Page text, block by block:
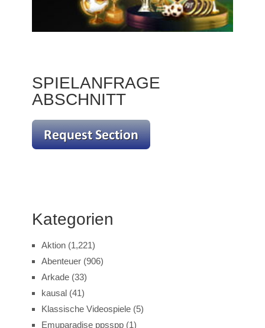
SPIELANFRAGE
ABSCHNITT
Kategorien
Aktion(1,221)
Abenteuer(906)
Arkade(33)
kausal(41)
Klassische Videospiele(5)
Emuparadise ppsspp(1)